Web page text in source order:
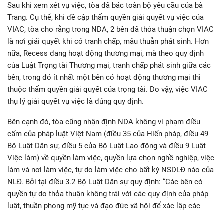
Sau khi xem xét vụ việc, tòa đã bác toàn bộ yêu cầu của bà
Trang. Cụ thể, khi đề cập thẩm quyền giải quyết vụ việc của
VIAC, tòa cho rằng trong NDA, 2 bên đã thỏa thuận chọn VIAC
là nơi giải quyết khi có tranh chấp, mâu thuẫn phát sinh. Hơn
nữa, Recess đang hoạt động thương mại, mà theo quy định
của Luật Trọng tài Thương mại, tranh chấp phát sinh giữa các
bên, trong đó ít nhất một bên có hoạt động thương mại thì
thuộc thẩm quyền giải quyết của trọng tài. Do vậy, việc VIAC
thụ lý giải quyết vụ việc là đúng quy định.
Bên cạnh đó, tòa cũng nhận định NDA không vi phạm điều
cấm của pháp luật Việt Nam (điều 35 của Hiến pháp, điều 49
Bộ Luật Dân sự, điều 5 của Bộ Luật Lao động và điều 9 Luật
Việc làm) về quyền làm việc, quyền lựa chọn nghề nghiệp, việc
làm và nơi làm việc, tự do làm việc cho bất kỳ NSDLĐ nào của
NLĐ. Bởi tại điều 3.2 Bộ Luật Dân sự quy định: “Các bên có
quyền tự do thỏa thuận không trái với các quy định của pháp
luật, thuần phong mỹ tục và đạo đức xã hội để xác lập các